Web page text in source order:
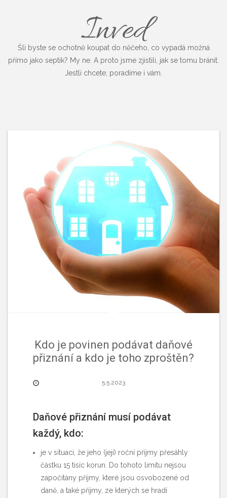
Inved
Šli byste se ochotně koupat do něčeho, co vypadá možná
přímo jako septik? My ne. A proto jsme zjistili, jak se tomu bránit.
Jestli chcete, poradíme i vám.
Kdo je povinen podávat daňové
přiznání a kdo je toho zproštěn?
5.5.2023
Daňové přiznání musí podávat
každý, kdo:
je v situaci, že jeho (její) roční příjmy přesáhly
částku 15 tisíc korun. Do tohoto limitu nejsou
započítány příjmy, které jsou osvobozené od
daně, a také příjmy, ze kterých se hradí